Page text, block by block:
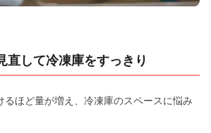
直して冷凍庫をすっきり
るほど量が増え、冷凍庫のスペースに悩み